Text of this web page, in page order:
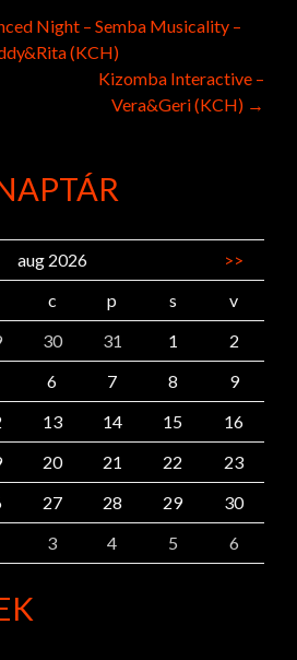
Night – Semba Musicality –
(KCH)
Kizomba Interactive –
Vera&Geri (KCH) →
aug 2026
>>
c p s
v
30 31 1
2
6 7 8
9
13 14 15
16
20 21 22
23
27 28 29
30
3 4 5 6